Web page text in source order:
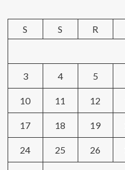
S
S R
3 4 5
10 11 12
17 18 19
24 25 26